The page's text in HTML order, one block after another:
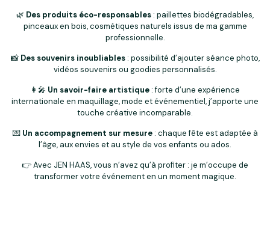
🌿 Des produits éco-responsables : paillettes biodégradables,
pinceaux en bois, cosmétiques naturels issus de ma gamme
professionnelle.
📸 Des souvenirs inoubliables: possibilité d’ajouter séance photo,
vidéos souvenirs ou goodies personnalisés.
👩‍🎤 Un savoir-faire artistique : forte d’une expérience
internationale en maquillage, mode et événementiel, j’apporte une
touche créative incomparable.
💌 Un accompagnement sur mesure: chaque fête est adaptée à
l’âge, aux envies et au style de vos enfants ou ados.
👉 Avec JEN HAAS, vous n’avez qu’à profiter : je m’occupe de
transformer votre événement en un moment magique.